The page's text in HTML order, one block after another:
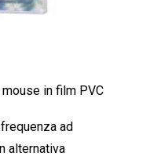
in film PVC
ad
alternativa